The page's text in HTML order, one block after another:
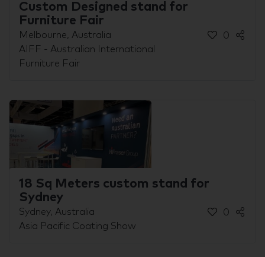
Custom Designed stand for
Furniture Fair
Melbourne, Australia
AIFF - Australian International
Furniture Fair
0
18 Sq Meters custom stand for
Sydney
Sydney, Australia
Asia Pacific Coating Show
0